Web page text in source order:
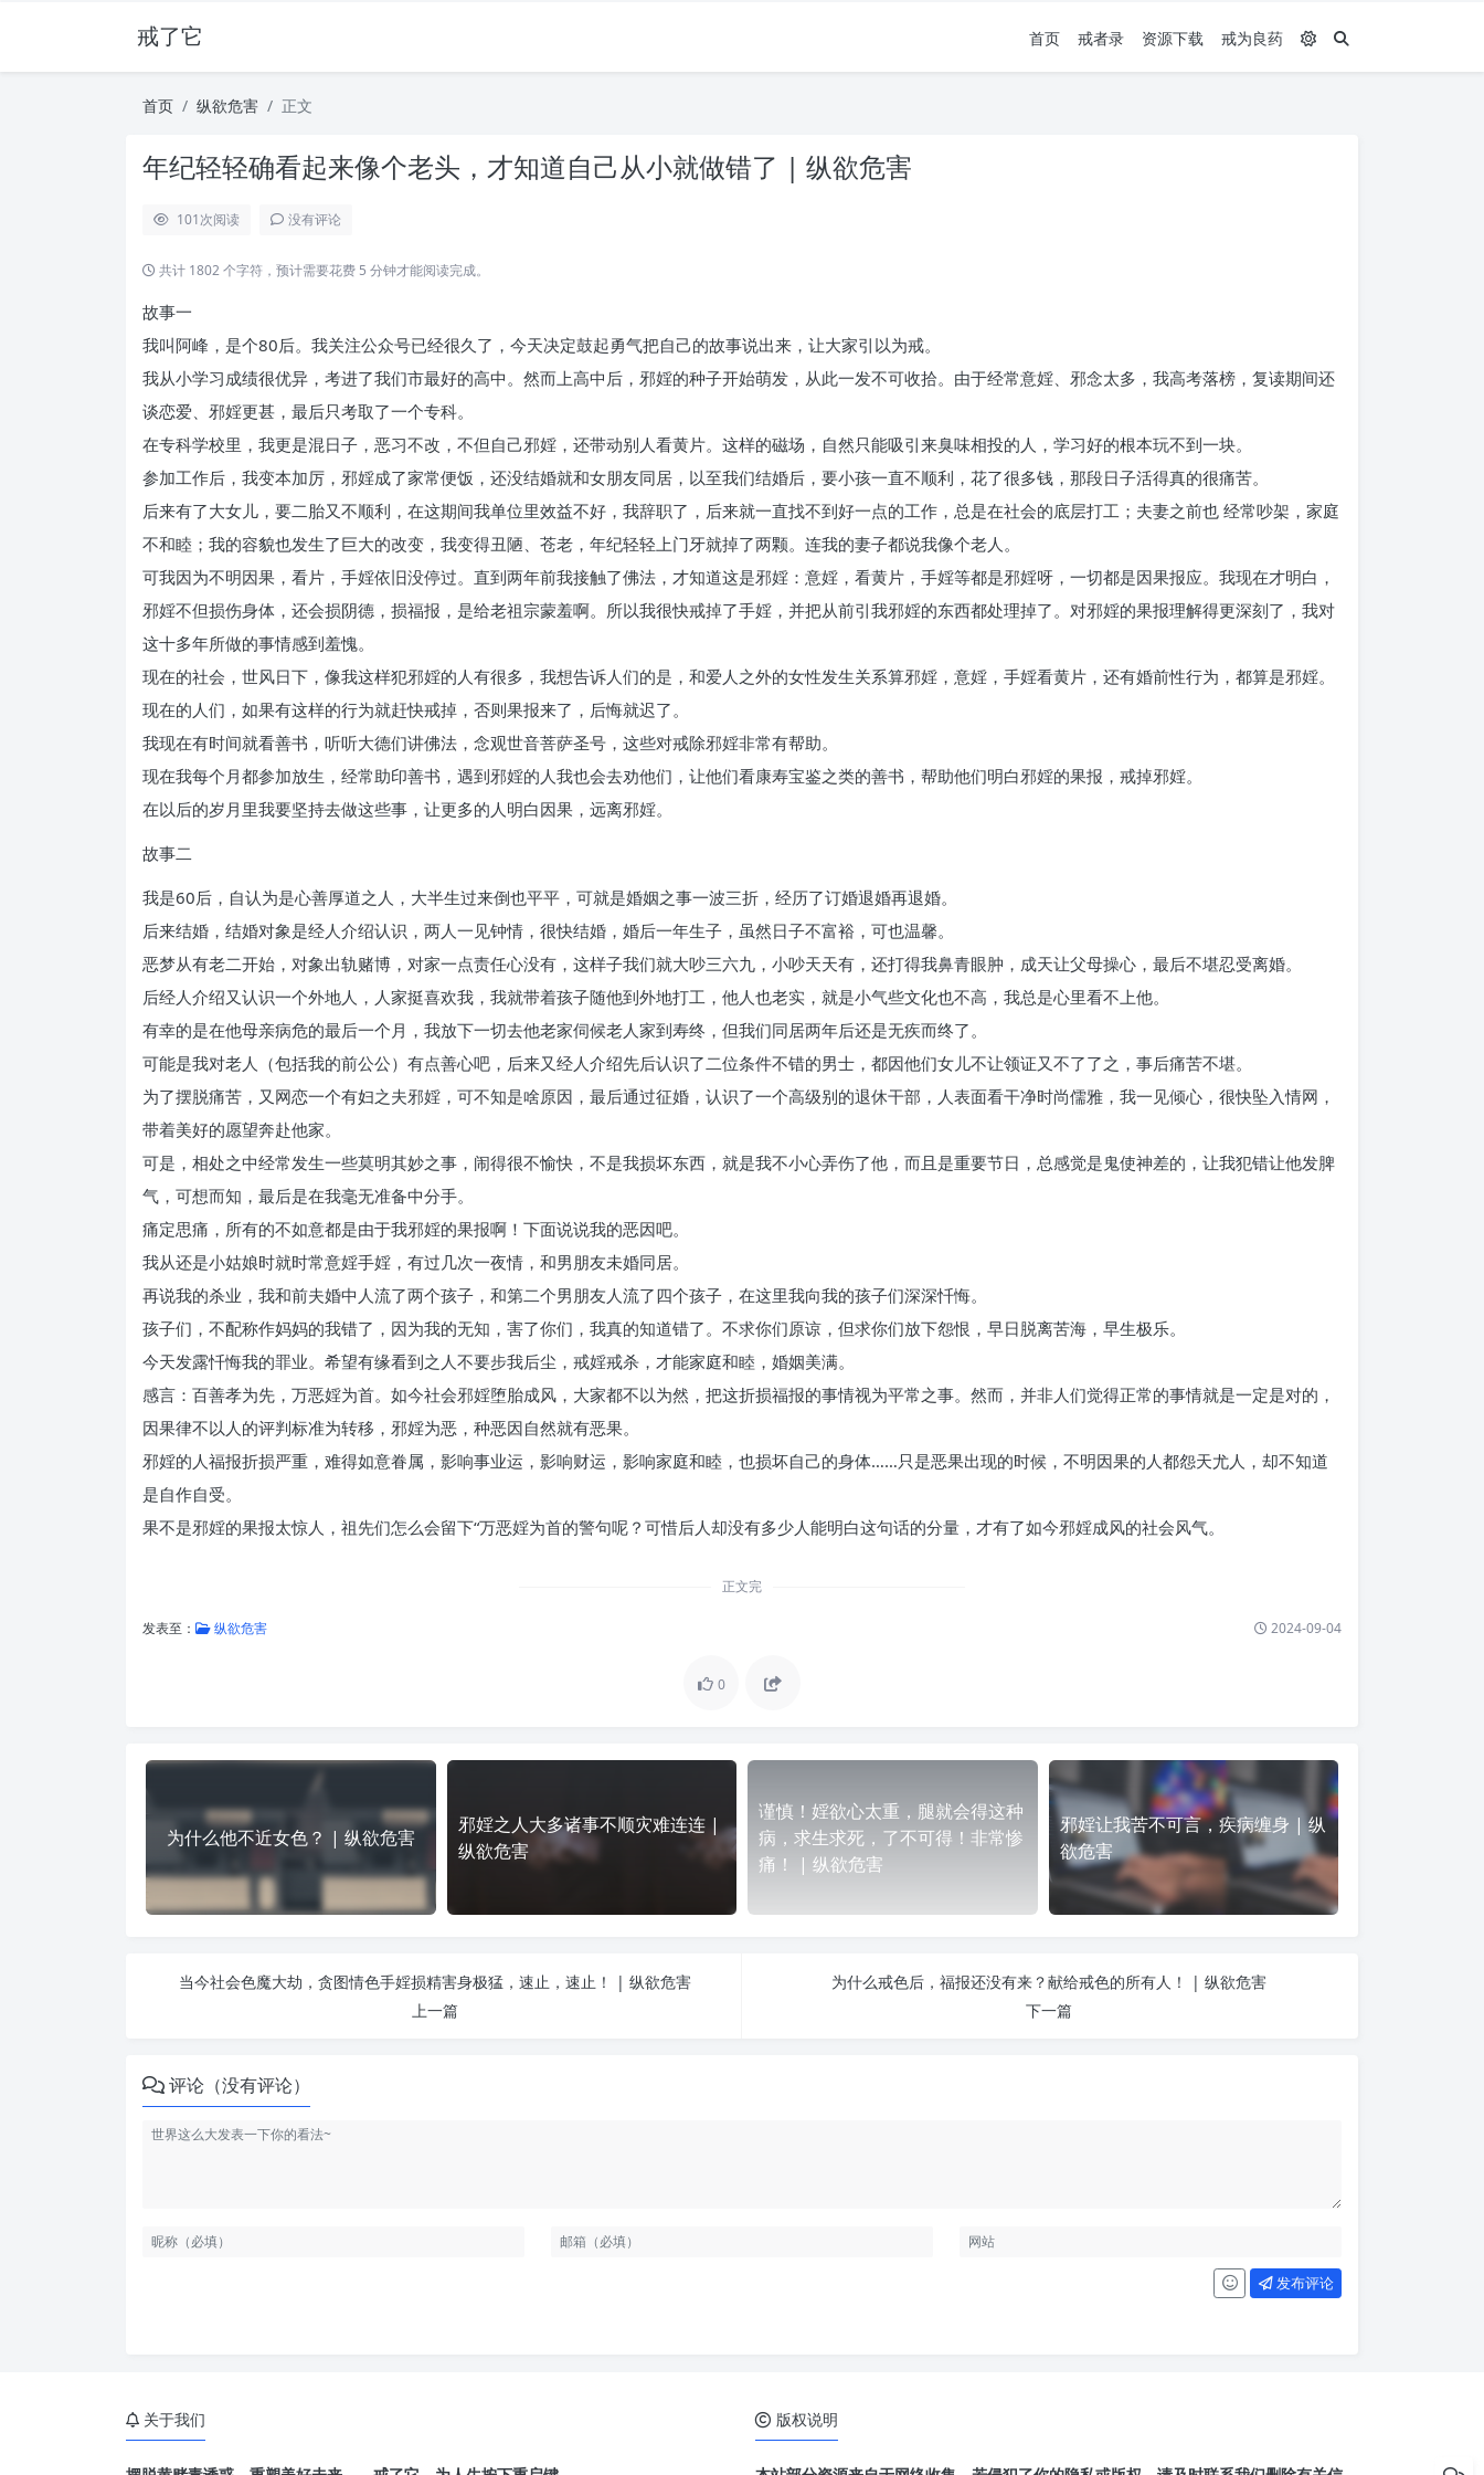
戒了它 首页 戒者录 资源下载 戒为良药
首页 纵欲危害 正文
年纪轻轻确看起来像个老头，才知道自己从小就做错了 | 纵欲危害
101次阅读 没有评论
共计 1802 个字符，预计需要花费 5 分钟才能阅读完成。
故事一
我叫阿峰，是个80后。我关注公众号已经很久了，今天决定鼓起勇气把自己的故事说出来，让大家引以为戒。
我从小学习成绩很优异，考进了我们市最好的高中。然而上高中后，邪婬的种子开始萌发，从此一发不可收拾。由于经常意婬、邪念太多，我高考落榜，复读期间还
谈恋爱、邪婬更甚，最后只考取了一个专科。
在专科学校里，我更是混日子，恶习不改，不但自己邪婬，还带动别人看黄片。这样的磁场，自然只能吸引来臭味相投的人，学习好的根本玩不到一块。
参加工作后，我变本加厉，邪婬成了家常便饭，还没结婚就和女朋友同居，以至我们结婚后，要小孩一直不顺利，花了很多钱，那段日子活得真的很痛苦。
后来有了大女儿，要二胎又不顺利，在这期间我单位里效益不好，我辞职了，后来就一直找不到好一点的工作，总是在社会的底层打工；夫妻之前也 经常吵架，家庭
不和睦；我的容貌也发生了巨大的改变，我变得丑陋、苍老，年纪轻轻上门牙就掉了两颗。连我的妻子都说我像个老人。
可我因为不明因果，看片，手婬依旧没停过。直到两年前我接触了佛法，才知道这是邪婬：意婬，看黄片，手婬等都是邪婬呀，一切都是因果报应。我现在才明白，
邪婬不但损伤身体，还会损阴德，损福报，是给老祖宗蒙羞啊。所以我很快戒掉了手婬，并把从前引我邪婬的东西都处理掉了。对邪婬的果报理解得更深刻了，我对
这十多年所做的事情感到羞愧。
现在的社会，世风日下，像我这样犯邪婬的人有很多，我想告诉人们的是，和爱人之外的女性发生关系算邪婬，意婬，手婬看黄片，还有婚前性行为，都算是邪婬。
现在的人们，如果有这样的行为就赶快戒掉，否则果报来了，后悔就迟了。
我现在有时间就看善书，听听大德们讲佛法，念观世音菩萨圣号，这些对戒除邪婬非常有帮助。
现在我每个月都参加放生，经常助印善书，遇到邪婬的人我也会去劝他们，让他们看康寿宝鉴之类的善书，帮助他们明白邪婬的果报，戒掉邪婬。
在以后的岁月里我要坚持去做这些事，让更多的人明白因果，远离邪婬。
故事二
我是60后，自认为是心善厚道之人，大半生过来倒也平平，可就是婚姻之事一波三折，经历了订婚退婚再退婚。
后来结婚，结婚对象是经人介绍认识，两人一见钟情，很快结婚，婚后一年生子，虽然日子不富裕，可也温馨。
恶梦从有老二开始，对象出轨赌博，对家一点责任心没有，这样子我们就大吵三六九，小吵天天有，还打得我鼻青眼肿，成天让父母操心，最后不堪忍受离婚。
后经人介绍又认识一个外地人，人家挺喜欢我，我就带着孩子随他到外地打工，他人也老实，就是小气些文化也不高，我总是心里看不上他。
有幸的是在他母亲病危的最后一个月，我放下一切去他老家伺候老人家到寿终，但我们同居两年后还是无疾而终了。
可能是我对老人（包括我的前公公）有点善心吧，后来又经人介绍先后认识了二位条件不错的男士，都因他们女儿不让领证又不了了之，事后痛苦不堪。
为了摆脱痛苦，又网恋一个有妇之夫邪婬，可不知是啥原因，最后通过征婚，认识了一个高级别的退休干部，人表面看干净时尚儒雅，我一见倾心，很快坠入情网，
带着美好的愿望奔赴他家。
可是，相处之中经常发生一些莫明其妙之事，闹得很不愉快，不是我损坏东西，就是我不小心弄伤了他，而且是重要节日，总感觉是鬼使神差的，让我犯错让他发脾
气，可想而知，最后是在我毫无准备中分手。
痛定思痛，所有的不如意都是由于我邪婬的果报啊！下面说说我的恶因吧。
我从还是小姑娘时就时常意婬手婬，有过几次一夜情，和男朋友未婚同居。
再说我的杀业，我和前夫婚中人流了两个孩子，和第二个男朋友人流了四个孩子，在这里我向我的孩子们深深忏悔。
孩子们，不配称作妈妈的我错了，因为我的无知，害了你们，我真的知道错了。不求你们原谅，但求你们放下怨恨，早日脱离苦海，早生极乐。
今天发露忏悔我的罪业。希望有缘看到之人不要步我后尘，戒婬戒杀，才能家庭和睦，婚姻美满。
感言：百善孝为先，万恶婬为首。如今社会邪婬堕胎成风，大家都不以为然，把这折损福报的事情视为平常之事。然而，并非人们觉得正常的事情就是一定是对的，
因果律不以人的评判标准为转移，邪婬为恶，种恶因自然就有恶果。
邪婬的人福报折损严重，难得如意眷属，影响事业运，影响财运，影响家庭和睦，也损坏自己的身体……只是恶果出现的时候，不明因果的人都怨天尤人，却不知道
是自作自受。
果不是邪婬的果报太惊人，祖先们怎么会留下“万恶婬为首的警句呢？可惜后人却没有多少人能明白这句话的分量，才有了如今邪婬成风的社会风气。
正文完
发表至： 纵欲危害 2024-09-04
0
为什么他不近女色？ | 纵欲危害
邪婬之人大多诸事不顺灾难连连 |
纵欲危害
谨慎！婬欲心太重，腿就会得这种
病，求生求死，了不可得！非常惨
痛！ | 纵欲危害
邪婬让我苦不可言，疾病缠身 | 纵
欲危害
当今社会色魔大劫，贪图情色手婬损精害身极猛，速止，速止！ | 纵欲危害
上一篇
为什么戒色后，福报还没有来？献给戒色的所有人！ | 纵欲危害
下一篇
评论（没有评论）
发布评论
关于我们 版权说明